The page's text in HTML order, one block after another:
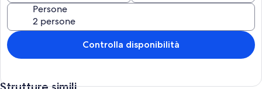
Persone
Controlla disponibilità